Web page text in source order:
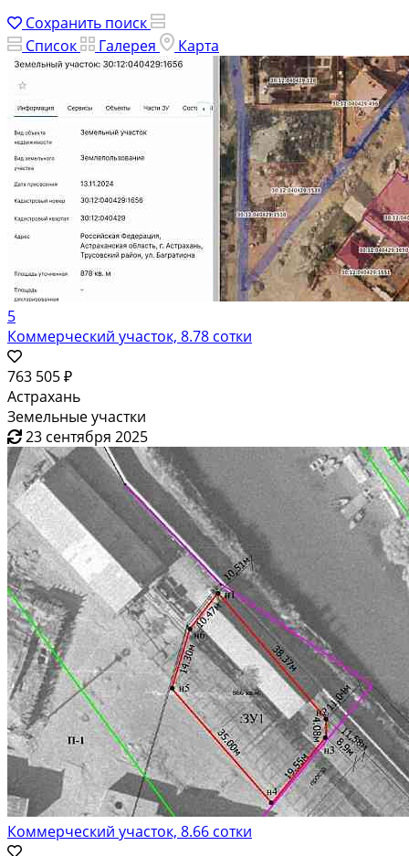
Сохранить поиск
Список
Галерея Карта
5
Коммерческий участок, 8.78 сотки
763 505 ₽
Астрахань
Земельные участки
23 сентября 2025
Коммерческий участок, 8.66 сотки